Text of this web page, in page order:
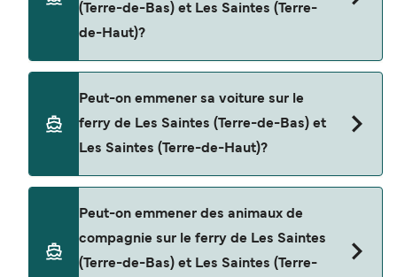
page d'offres pour consulter les dernières
promotions disponibles.
(Terre-de-Bas) et Les Saintes (Terre-
de-Haut)?
Saintes (Terre-de-Haut) avec
Peut-on emmener sa voiture sur le
ferry de Les Saintes (Terre-de-Bas) et
Les Saintes (Terre-de-Haut)?
ferry entre Les Saintes (Terre-de-Bas) et Les
Saintes (Terre-de-Haut).
Peut-on emmener des animaux de
compagnie sur le ferry de Les Saintes
(Terre-de-Bas) et Les Saintes (Terre-